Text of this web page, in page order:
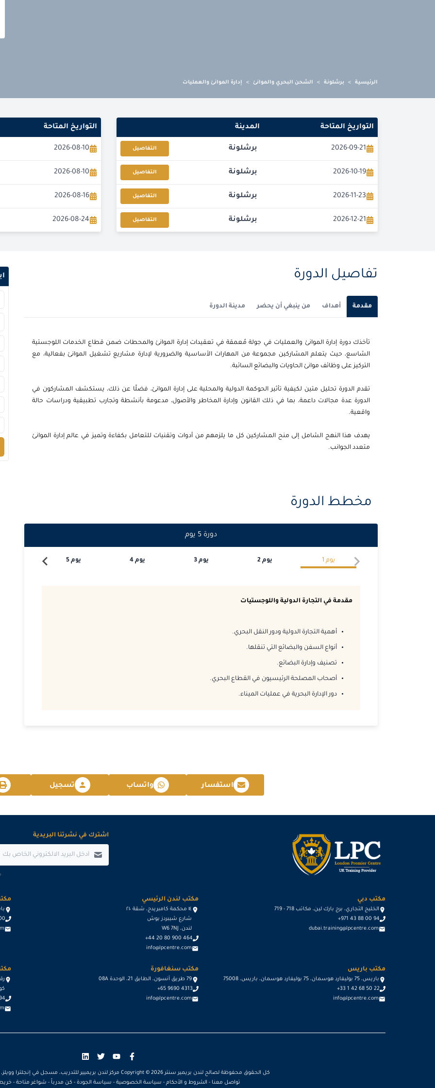
الرئيسية > برشلونة > الشحن البحري والموانئ > إدارة الموانئ والعمليات
التواريخ المتاحة المدينة
2026-09-21 برشلونة التفاصيل
2026-10-19 برشلونة التفاصيل
2026-11-23 برشلونة التفاصيل
2026-12-21 برشلونة التفاصيل
التواريخ المتاحة
2026-08-10
2026-08-10
2026-08-16
2026-08-24
2026-09-21
2026-09-28
2026-10-05
2026-12-13
2026-12-14
2026-12-14
تفاصيل الدورة
مقدمة أهداف من ينبغي أن يحضر مدينة الدورة
تأخذك دورة إدارة الموانئ والعمليات في جولة مُعمقة في تعقيدات إدارة الموانئ والمحطات ضمن قطاع الخدمات اللوجستية
الشاسع، حيث يتعلم المشاركين مجموعة من المهارات الأساسية والضرورية لإدارة مشاريع تشغيل الموانئ بفعالية، مع
التركيز على وظائف موانئ الحاويات والبضائع السائبة.
تقدم الدورة تحليل متين لكيفية تأثير الحوكمة الدولية والمحلية على إدارة الموانئ، فضلًا عن ذلك، يستكشف المشاركون في
الدورة عدة مجالات داعمة، بما في ذلك القانون وإدارة المخاطر والأصول، مدعومة بأنشطة وتجارب تطبيقية ودراسات حالة
واقعية.
يهدف هذا النهج الشامل إلى منح المشاركين كل ما يلزمهم من أدوات وتقنيات للتعامل بكفاءة وتميز في عالم إدارة الموانئ
متعدد الجوانب.
مخطط الدورة
دورة 5 يوم
يوم 1 يوم 2 يوم3 يوم4 يوم 5
مقدمة في التجارة الدولية واللوجستيات
أهمية التجارة الدولية ودور النقل البحري.
أنواع السفن والبضائع التي تنقلها.
تصنيف وإدارة البضائع.
أصحاب المصلحة الرئيسيون في القطاع البحري.
دور الإدارة البحرية في عمليات الميناء.
استفسار واتساب تسجيل
اشترك في نشرتنا البريدية
مكتب دبي
الخليج التجاري، برج بارك لين، مكاتب 718 - 719
+971 43 88 00 94
dubai.training@lpcentre.com
مكتب لندن الرئيسي
١٤ محكمة كامبريدج، شقة ٢١٠
شارع شيبردز بوش
لندن، W6 7NJ
+44 20 80 900 464
info@lpcentre.com
مكتب باريس
باريس، 75 بوليفارد هوسمان، 75 بوليفارد هوسمان، باريس، 75008
+33 1 42 68 50 22
info@lpcentre.com
مكتب سنغافورة
79 طريق أنسون، الطابق 21، الوحدة 08A
+65 9690 4313
info@lpcentre.com
كل الحقوق محفوظة لصالح لندن بريمير سنتر Copyright ©2026
مركز لندن بريميير للتدريب، مسجل في إنجلترا وويلز، رقم
تواصل معنا - الشروط و الأحكام - سياسة الخصوصية - سياسة الجودة - كن مدرباً - شواغر متاحة -